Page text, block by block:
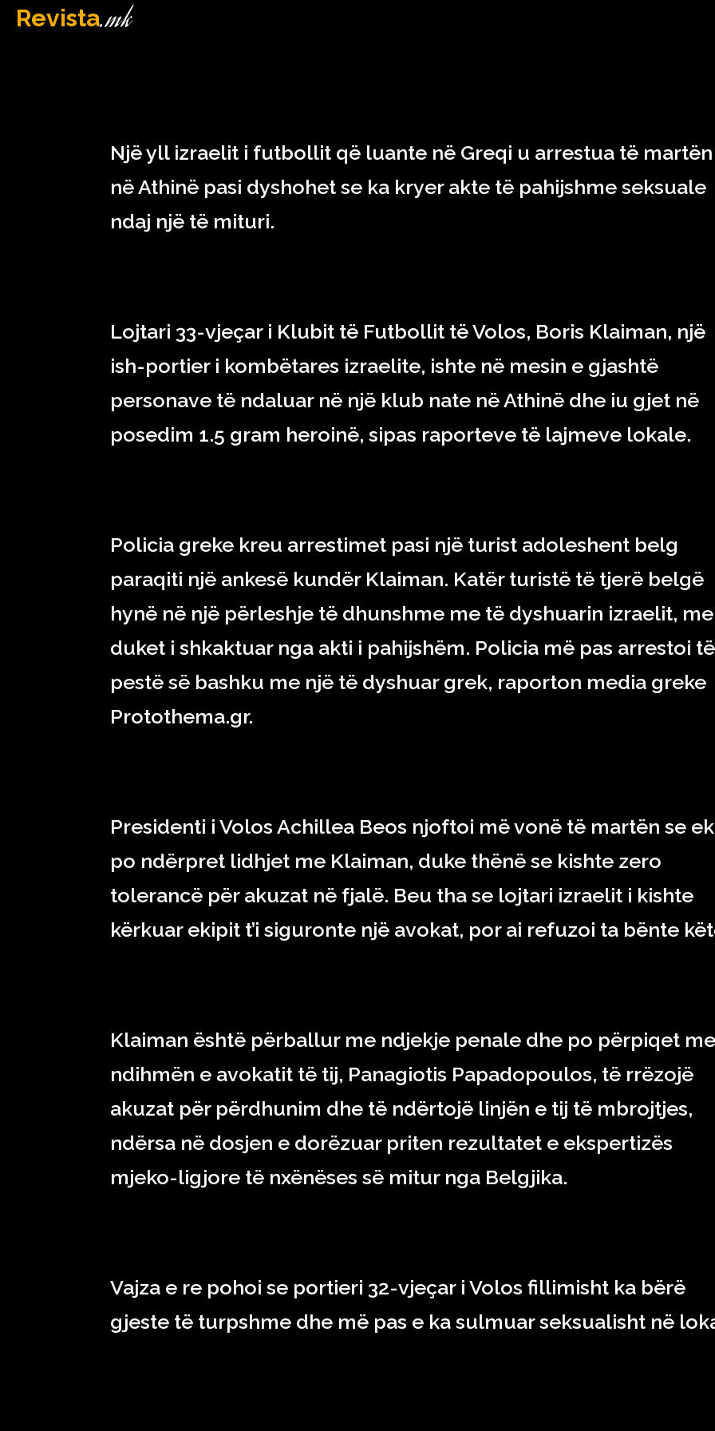
Revista.mk
Një yll izraelit i futbollit që luante në Greqi u arrestua të martën
në Athinë pasi dyshohet se ka kryer akte të pahijshme seksuale
ndaj një të mituri.
Lojtari 33-vjeçar i Klubit të Futbollit të Volos, Boris Klaiman, një
ish-portier i kombëtares izraelite, ishte në mesin e gjashtë
personave të ndaluar në një klub nate në Athinë dhe iu gjet në
posedim 1.5 gram heroinë, sipas raporteve të lajmeve lokale.
Policia greke kreu arrestimet pasi një turist adoleshent belg
paraqiti një ankesë kundër Klaiman. Katër turistë të tjerë belgë
hynë në një përleshje të dhunshme me të dyshuarin izraelit,
duket i shkaktuar nga akti i pahijshëm. Policia më pas arrestoi të
pestë së bashku me një të dyshuar grek, raporton media greke
Protothema.gr.
Presidenti i Volos Achillea Beos njoftoi më vonë të martën se
po ndërpret lidhjet me Klaiman, duke thënë se kishte zero
tolerancë për akuzat në fjalë. Beu tha se lojtari izraelit i kishte
kërkuar ekipit t’i siguronte një avokat, por ai refuzoi ta bënte
Klaiman është përballur me ndjekje penale dhe po përpiqet me
ndihmën e avokatit të tij, Panagiotis Papadopoulos, të rrëzojë
akuzat për përdhunim dhe të ndërtojë linjën e tij të mbrojtjes,
ndërsa në dosjen e dorëzuar priten rezultatet e ekspertizës
mjeko-ligjore të nxënëses së mitur nga Belgjika.
Vajza e re pohoi se portieri 32-vjeçar i Volos fillimisht ka bërë
gjeste të turpshme dhe më pas e ka sulmuar seksualisht në